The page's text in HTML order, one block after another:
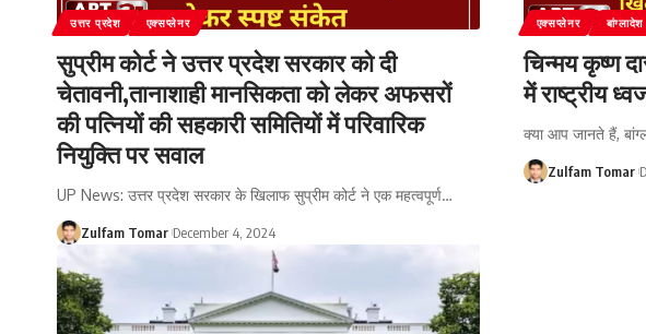
उत्तर प्रदेश एक्सप्लेनर
सुप्रीम कोर्ट ने उत्तर प्रदेश सरकार को दी
चेतावनी,तानाशाही मानसिकता को लेकर अफसरों
की पत्नियों की सहकारी समितियों में परिवारिक
नियुक्ति पर सवाल
UP News: उत्तर प्रदेश सरकार के खिलाफ सुप्रीम कोर्ट ने एक महत्वपूर्ण…
Zulfam Tomar December 4, 2024
एक्सप्लेनर बांग्लादेश
चिन्मय कृष्ण
में राष्ट्रीय
क्या आप जानते हैं,
Zulfam Tomar